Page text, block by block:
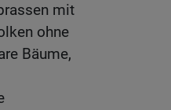
mit
ohne
Bäume,